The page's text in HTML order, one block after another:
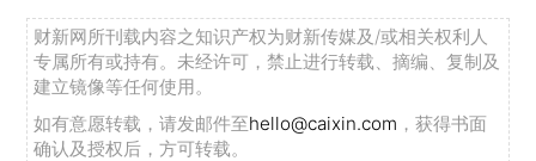
财新网所刊载内容之知识产权为财新传媒及/或相关权利人
专属所有或持有。未经许可，禁止进行转载、摘编、复制及
建立镜像等任何使用。
如有意愿转载，请发邮件至hello@caixin.com ，获得书面
确认及授权后，方可转载。